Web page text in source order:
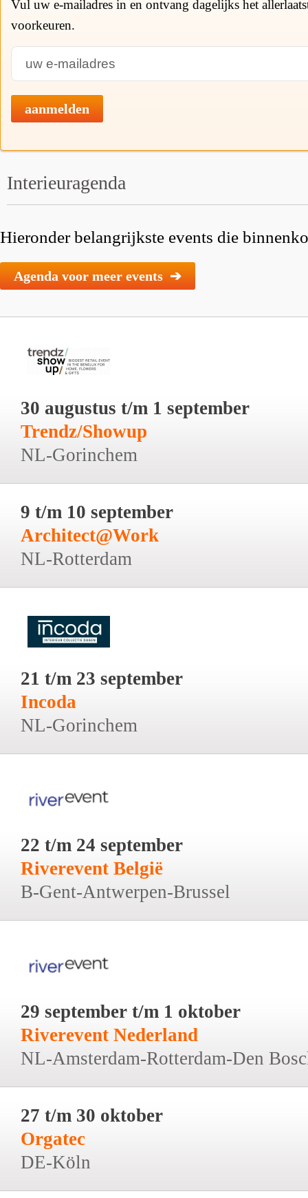
Vul uw e-mailadres in en ontvang dagelijks het
voorkeuren.
aanmelden
Interieuragenda
Hieronder belangrijkste events die
Agenda voor meer events ➔
30 augustus t/m 1 september
Trendz/Showup
NL-Gorinchem
9 t/m 10 september
Architect@Work
NL-Rotterdam
21 t/m 23 september
Incoda
NL-Gorinchem
22 t/m 24 september
Riverevent België
B-Gent-Antwerpen-Brussel
29 september t/m 1 oktober
Riverevent Nederland
NL-Amsterdam-Rotterdam-Den
27 t/m 30 oktober
Orgatec
DE-Köln